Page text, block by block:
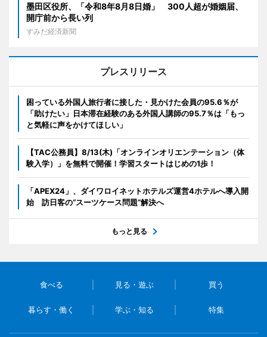
墨田区役所、「令和8年8月8日婚」 300人超が婚姻届、
開庁前から長い列
すみだ経済新聞
プレスリリース
困っている外国人旅行者に接した・見かけた会員の95.6％が
「助けたい」日本滞在経験のある外国人講師の95.7％は「もっ
と気軽に声をかけてほしい」
【TAC公務員】8/13(木)「オンラインオリエンテーション（体
験入学）」を無料で開催！学習スタートはじめの1歩！
「APEX24」、ダイワロイネットホテルズ運営4ホテルへ導入開
始 訪日客の“スーツケース問題”解決へ
もっと見る
食べる 見る・遊ぶ 買う
暮らす・働く 学ぶ・知る 特集